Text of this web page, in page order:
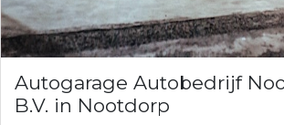
Autogarage Autobedrijf
B.V. in Nootdorp